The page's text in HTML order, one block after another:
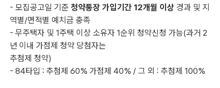
- 모집공고일 기준 청약통장 가입기간 12개월 이상 경과 및 지
역별/면적별 예치금 충족
- 무주택자 및 1주택 이상 소유자 1순위 청약신청 가능(과거 2
년 이내 가점제 청약 당첨자는
추첨제 청약)
- 84타입 : 추첨제 60% 가점제 40% / 그 외 : 추첨제 100%